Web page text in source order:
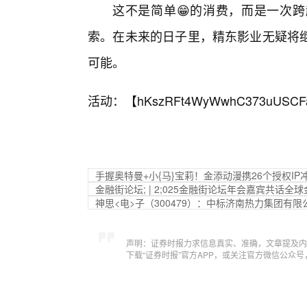
这不是简单😁的消费，而是一次
索。在未来的日子里，精东影业无疑
可能。
活动：【
手握奥特曼+小{马}宝莉！金添动漫携26个授权IP
金融街论坛; | 2;025金融街论坛年会嘉宾共话全球
神思<电>子（300479）：中标济南热力集团有
声明：证券时报力求信息真实、准确，文章提及
下载“证券时报”官方APP，或关注官方微信公众